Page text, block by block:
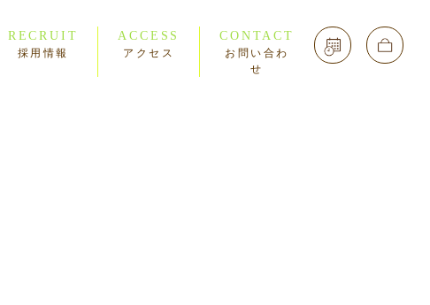
RECRUIT
採用情報
ACCESS
アクセス
CONTACT
お問い合わ
せ